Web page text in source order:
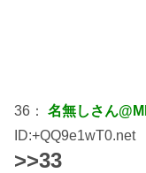
36： 名無しさん
ID:+QQ9e1wT0.net
>>33